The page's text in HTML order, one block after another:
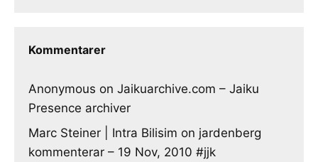
Kommentarer
Anonymous on Jaikuarchive.com – Jaiku
Presence archiver
Marc Steiner | Intra Bilisim on jardenberg
kommenterar – 19 Nov, 2010 #jjk